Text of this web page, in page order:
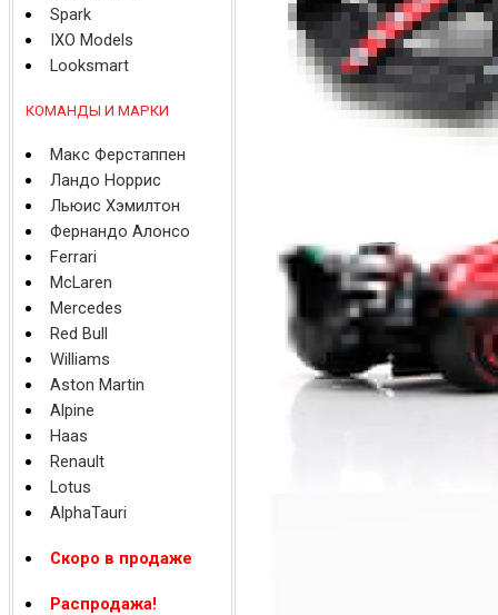
Spark
IXO Models
Looksmart
КОМАНДЫ И МАРКИ
Макс Ферстаппен
Ландо Норрис
Льюис Хэмилтон
Фернандо Алонсо
Ferrari
McLaren
Mercedes
Red Bull
Williams
Aston Martin
Alpine
Haas
Renault
Lotus
AlphaTauri
Скоро в продаже
Распродажа!